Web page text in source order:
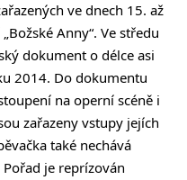
ve dnech 15. až
Anny“. Ve středu
dokument o délce asi
2014. Do dokumentu
na operní scéně i
zařazeny vstupy jejích
také nechává
je reprízován